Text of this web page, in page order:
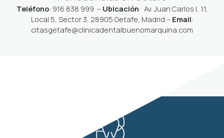
Teléfono: 916 838 999 – Ubicación: Av. Juan Carlos I, 11,
Local 5, Sector 3, 28905 Getafe, Madrid – Email:
citasgetafe@clinicadentalbuenomarquina.com